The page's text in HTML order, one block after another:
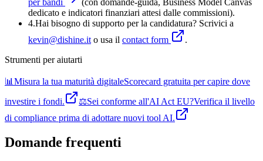
dedicato e indicatori finanziari attesi dalle commissioni).
4.Hai bisogno di supporto per la candidatura? Scrivici a
kevin@dishine.it o usa il contact form
.
Strumenti per aiutarti
📊 Misura la tua maturità digitaleScorecard gratuita per capire dove
investire i fondi.
⚖️Sei conforme all'AI Act EU?Verifica il livello
di compliance prima di adottare nuovi tool AI.
Domande frequenti